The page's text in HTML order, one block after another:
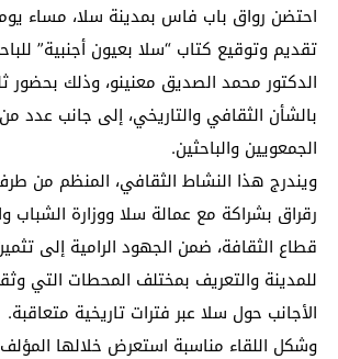
احتضن رواق باب فاس بمدينة سلا، مساء
تقديم وتوقيع كتاب “سلا بعيون أجنبية”
الدكتور محمد الصديق معنينو، وذلك بحضور
بالشأن الثقافي والتاريخي، إلى جانب عدد
الجمعويين والباحثين.
ويندرج هذا النشاط الثقافي، المنظم من
رقراق بشراكة مع عمالة سلا ووزارة الشباب
قطاع الثقافة، ضمن الجهود الرامية إلى
للمدينة والتعريف بمختلف المحطات التي
الأجانب حول سلا عبر فترات تاريخية متعاقبة.
وشكل اللقاء مناسبة استعرض خلالها